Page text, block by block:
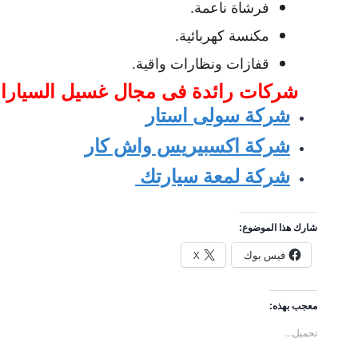
فرشاة ناعمة.
مكنسة كهربائية.
قفازات ونظارات واقية.
شركات رائدة فى مجال غسيل
شركة سولى استار
شركة اكسبيريس واش كار
شركة لمعة سيارتك
شارك هذا الموضوع:
فيس بوك X
معجب بهذه:
تحميل...